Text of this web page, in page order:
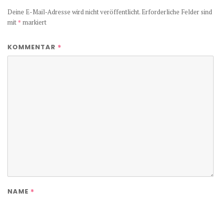
Deine E-Mail-Adresse wird nicht veröffentlicht. Erforderliche Felder sind
mit * markiert
KOMMENTAR *
NAME *